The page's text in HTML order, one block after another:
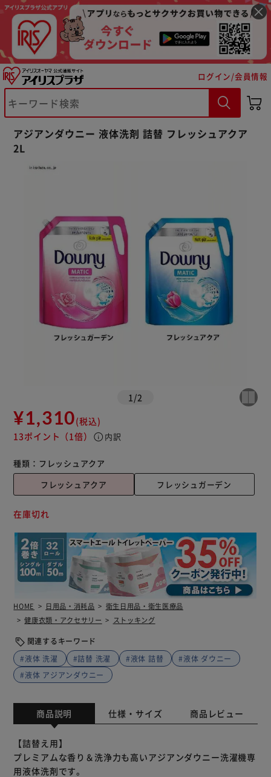
ログイン/会員情報
アジアンダウニー 液体洗剤 詰替 フレッシュアクア
2L
1 /2
¥1,310(税込)
13ポイント （1倍） info 内訳
種類： フレッシュアクア
フレッシュアクア
フレッシュガーデン
在庫切れ
HOME 日用品・消耗品
衛生日用品・衛生医療品
健康衣類・アクセサリー
ストッキング
関連するキーワード
#液体 洗濯
#詰替 洗濯 #液体 詰替
#液体 ダウニー
#液体 アジアンダウニー
商品説明 仕様・サイズ 商品レビュー
【詰替え用】
プレミアムな香り＆洗浄力も高いアジアンダウニー洗濯機専
用液体洗剤です。
※ご確認ください